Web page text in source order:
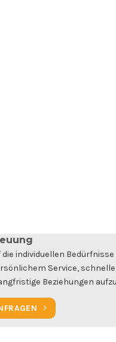
individuellen
Service,
Beziehungen